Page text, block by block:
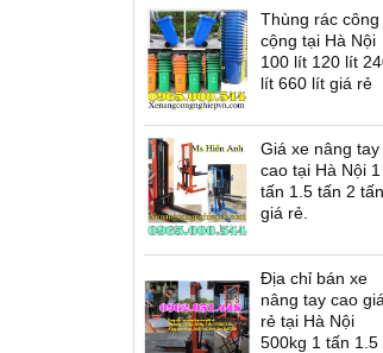
Thùng rác công
cộng tại Hà Nội
100 lít 120 lít
lít 660 lít giá rẻ
Giá xe nâng tay
cao tại Hà Nội 1
tấn 1.5 tấn 2 tấn
giá rẻ.
Địa chỉ bán xe
nâng tay cao giá
rẻ tại Hà Nội
500kg 1 tấn 1.5
Thang nâng người SWP
Bàn